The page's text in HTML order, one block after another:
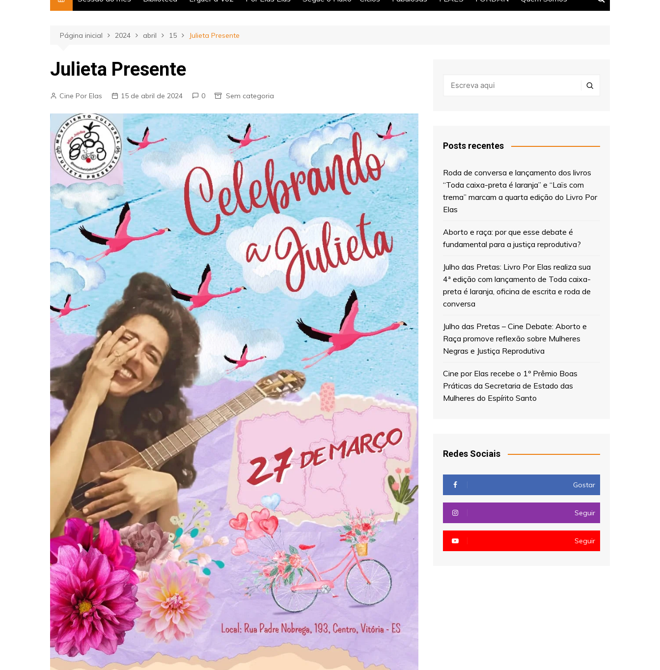
Página inicial 2024 abril 15 Julieta Presente
Julieta Presente
Cine Por Elas 15 de abril de 2024 0 Sem categoria
Posts recentes
Roda de conversa e lançamento dos livros
“Toda caixa-preta é laranja” e “Laïs com
trema” marcam a quarta edição do Livro Por
Elas
Aborto e raça: por que esse debate é
fundamental para a justiça reprodutiva?
Julho das Pretas: Livro Por Elas realiza sua
4ª edição com lançamento de Toda caixa-
preta é laranja, oficina de escrita e roda de
conversa
Julho das Pretas – Cine Debate: Aborto e
Raça promove reflexão sobre Mulheres
Negras e Justiça Reprodutiva
Cine por Elas recebe o 1º Prêmio Boas
Práticas da Secretaria de Estado das
Mulheres do Espírito Santo
Redes Sociais
Gostar
Seguir
Seguir